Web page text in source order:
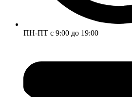
ПН-ПТ с 9:00 до 19:00